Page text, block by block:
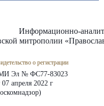
Информационно-
митрополии
о регистрации
Эл № ФС77-83023
07 апреля 2022 г